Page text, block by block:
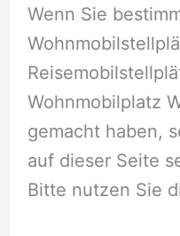
Wenn Sie
Wohnmobilplatz
gemacht haben,
auf dieser Seite
Bitte nutzen Sie